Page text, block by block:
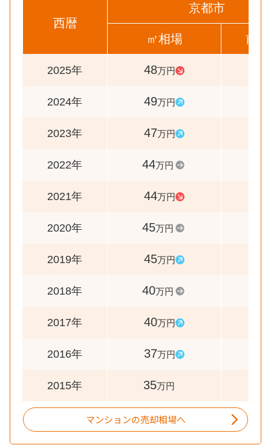
西暦
京都市
㎡相場 前
2025年 48万円
2024年 49万円
2023年 47万円
2022年 44万円
2021年 44万円
2020年 45万円
2019年 45万円
2018年 40万円
2017年 40万円
2016年 37万円
2015年 35万円
マンションの売却相場へ